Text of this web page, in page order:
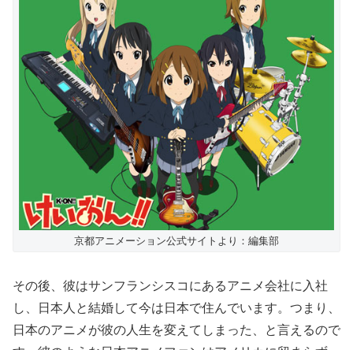
京都アニメーション公式サイトより：編集部
その後、彼はサンフランシスコにあるアニメ会社に入社
し、日本人と結婚して今は日本で住んでいます。つまり、
日本のアニメが彼の人生を変えてしまった、と言えるので